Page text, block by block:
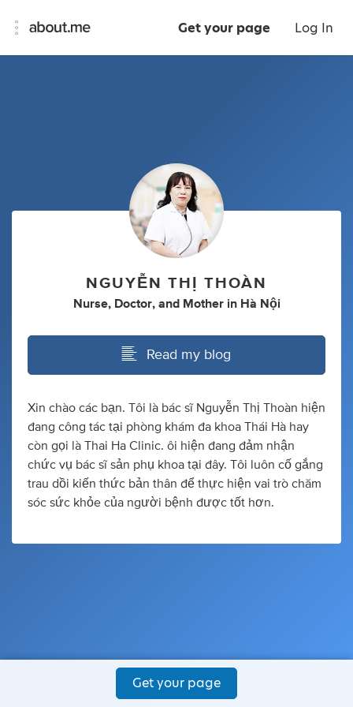
Get your page Log In
NGUYỄN THỊ THOÀN
Nurse, Doctor, and Mother in Hà Nội
Read my blog
Xin chào các bạn. Tôi là bác sĩ Nguyễn Thị Thoàn hiện
đang công tác tại phòng khám đa khoa Thái Hà hay
còn gọi là Thai Ha Clinic. ôi hiện đang đảm nhận
chức vụ bác sĩ sản phụ khoa tại đây. Tôi luôn cố gắng
trau dồi kiến thức bản thân để thực hiện vai trò chăm
sóc sức khỏe của người bệnh được tốt hơn.
Get your page